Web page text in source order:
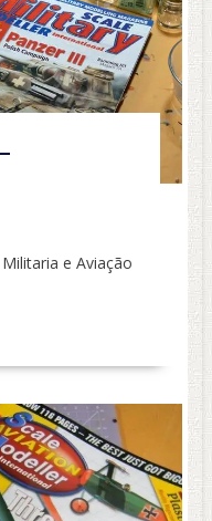
e Aviação